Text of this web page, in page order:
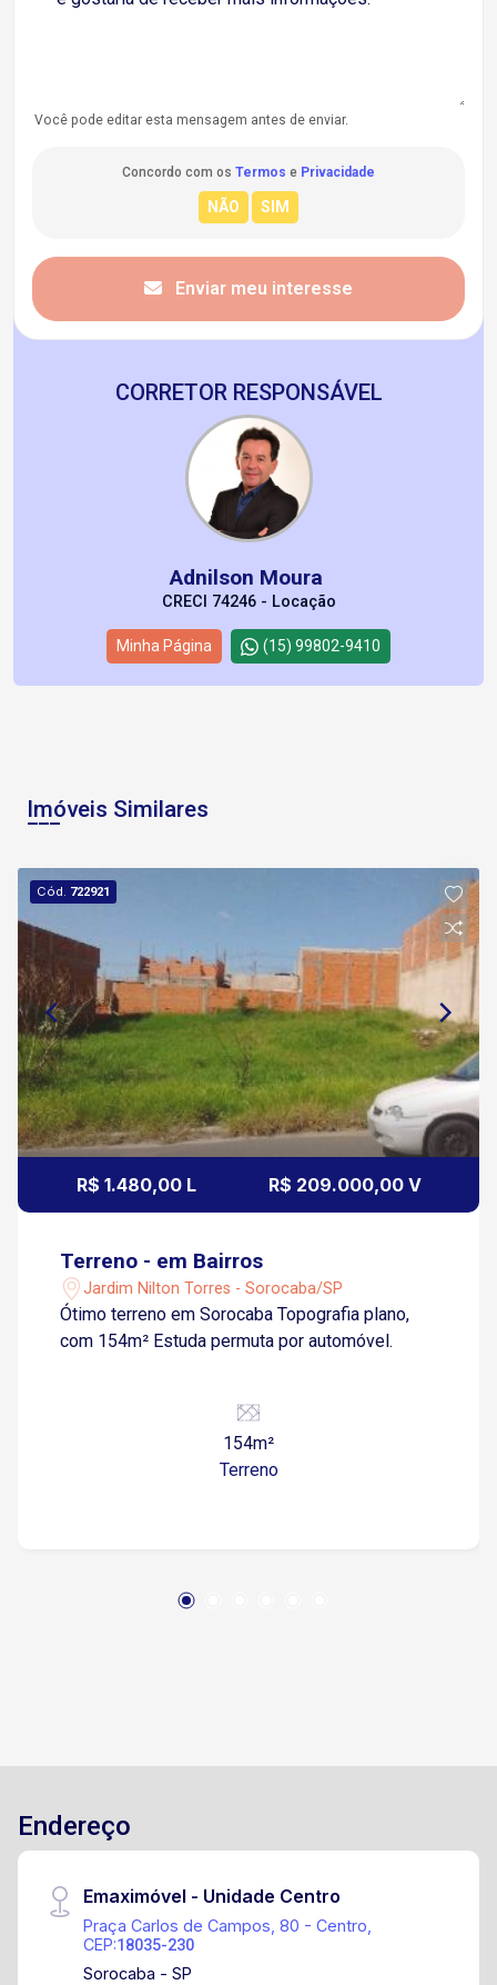
Você pode editar esta mensagem antes de enviar.
Concordo com os Termos e Privacidade
Enviar meu interesse
CORRETOR RESPONSÁVEL
Adnilson Moura
CRECI 74246 - Locação
Minha Página (15) 99802-9410
Imóveis Similares
Cód. 722921
R$ 1.480,00 L R$ 209.000,00 V
Terreno - em Bairros
Jardim Nilton Torres - Sorocaba/SP
Ótimo terreno em Sorocaba Topografia plano,
com 154m² Estuda permuta por automóvel.
154m²
Terreno
Endereço
Emaximóvel - Unidade Centro
Praça Carlos de Campos, 80 - Centro,
CEP:18035-230
Sorocaba - SP